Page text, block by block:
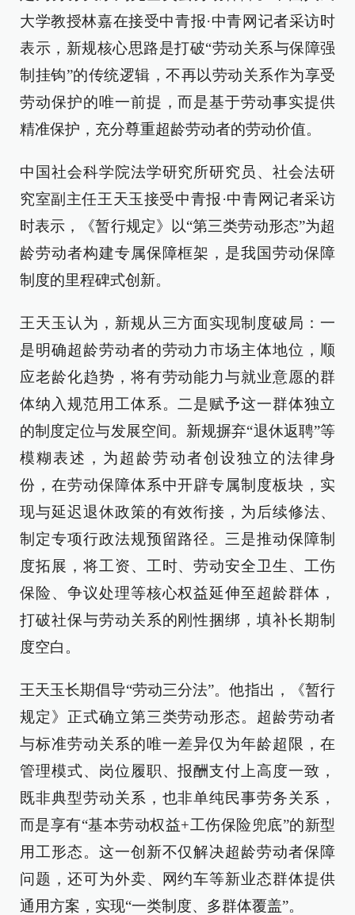
大学教授林嘉在接受中青报·中青网记者采访时
表示，新规核心思路是打破“劳动关系与保障强
制挂钩”的传统逻辑，不再以劳动关系作为享受
劳动保护的唯一前提，而是基于劳动事实提供
精准保护，充分尊重超龄劳动者的劳动价值。
中国社会科学院法学研究所研究员、社会法研
究室副主任王天玉接受中青报·中青网记者采访
时表示，《暂行规定》以“第三类劳动形态”为超
龄劳动者构建专属保障框架，是我国劳动保障
制度的里程碑式创新。
王天玉认为，新规从三方面实现制度破局：一
是明确超龄劳动者的劳动力市场主体地位，顺
应老龄化趋势，将有劳动能力与就业意愿的群
体纳入规范用工体系。二是赋予这一群体独立
的制度定位与发展空间。新规摒弃“退休返聘”等
模糊表述，为超龄劳动者创设独立的法律身
份，在劳动保障体系中开辟专属制度板块，实
现与延迟退休政策的有效衔接，为后续修法、
制定专项行政法规预留路径。三是推动保障制
度拓展，将工资、工时、劳动安全卫生、工伤
保险、争议处理等核心权益延伸至超龄群体，
打破社保与劳动关系的刚性捆绑，填补长期制
度空白。
王天玉长期倡导“劳动三分法”。他指出，《暂行
规定》正式确立第三类劳动形态。超龄劳动者
与标准劳动关系的唯一差异仅为年龄超限，在
管理模式、岗位履职、报酬支付上高度一致，
既非典型劳动关系，也非单纯民事劳务关系，
而是享有“基本劳动权益+工伤保险兜底”的新型
用工形态。这一创新不仅解决超龄劳动者保障
问题，还可为外卖、网约车等新业态群体提供
通用方案，实现“一类制度、多群体覆盖”。